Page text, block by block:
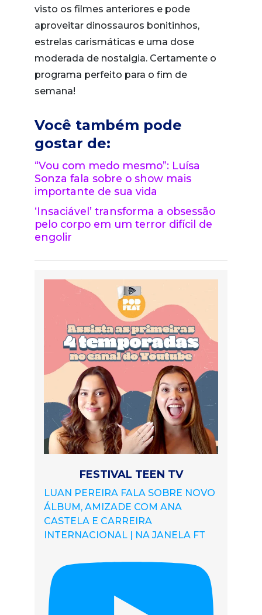
visto os filmes anteriores e pode
aproveitar dinossauros bonitinhos,
estrelas carismáticas e uma dose
moderada de nostalgia. Certamente o
programa perfeito para o fim de
semana!
Você também pode
gostar de:
“Vou com medo mesmo”: Luísa
Sonza fala sobre o show mais
importante de sua vida
‘Insaciável’ transforma a obsessão
pelo corpo em um terror difícil de
engolir
FESTIVAL TEEN TV
LUAN PEREIRA FALA SOBRE NOVO
ÁLBUM, AMIZADE COM ANA
CASTELA E CARREIRA
INTERNACIONAL | NA JANELA FT